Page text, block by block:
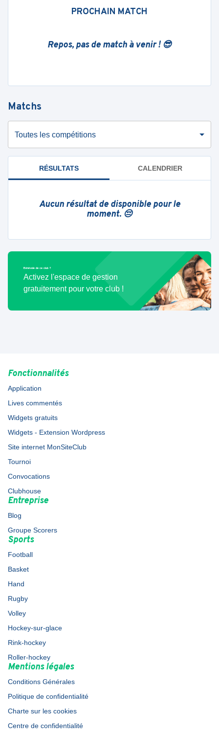
PROCHAIN MATCH
Repos, pas de match à venir ! 😎
Matchs
Toutes les compétitions
RÉSULTATS CALENDRIER
Aucun résultat de disponible pour le
moment. 😔
Bénévole de ce club ?
Activez l'espace de gestion
gratuitement pour votre club !
Fonctionnalités
Application
Lives commentés
Widgets gratuits
Widgets - Extension Wordpress
Site internet MonSiteClub
Tournoi
Convocations
Clubhouse
Entreprise
Blog
Groupe Scorers
Sports
Football
Basket
Hand
Rugby
Volley
Hockey-sur-glace
Rink-hockey
Roller-hockey
Mentions légales
Conditions Générales
Politique de confidentialité
Charte sur les cookies
Centre de confidentialité